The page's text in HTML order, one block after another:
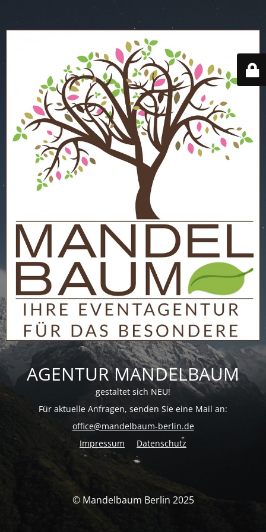
AGENTUR MANDELBAUM
gestaltet sich NEU!
Für aktuelle Anfragen, senden Sie eine Mail an:
office@mandelbaum-berlin.de
Impressum
Datenschutz
© Mandelbaum Berlin 2025